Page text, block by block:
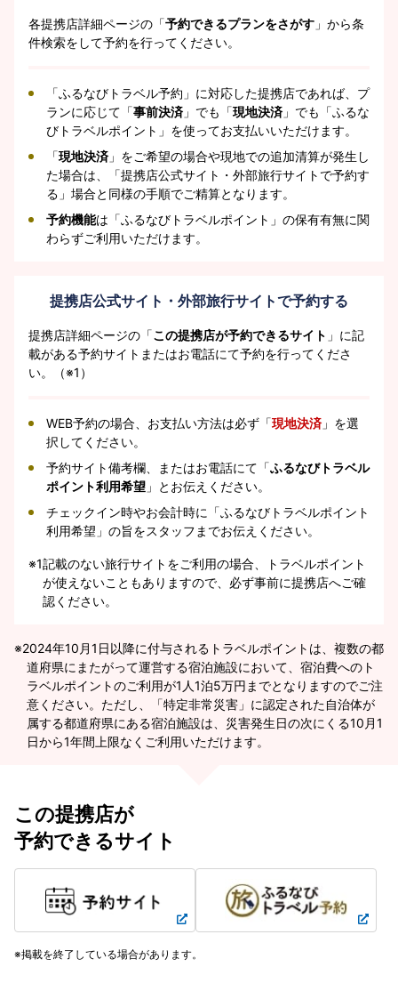
各提携店詳細ページの「予約できるプランをさがす 」から条
件検索をして予約を行ってください。
「ふるなびトラベル予約」に対応した提携店であれば、プ
ランに応じて「事前決済 」でも「現地決済 」でも「ふるな
びトラベルポイント」を使ってお支払いいただけます。
「現地決済 」をご希望の場合や現地での追加清算が発生し
た場合は、「提携店公式サイト・外部旅行サイトで予約す
る」場合と同様の手順でご精算となります。
予約機能は「ふるなびトラベルポイント」の保有有無に関
わらずご利用いただけます。
提携店公式サイト・外部旅行サイトで予約する
提携店詳細ページの「この提携店が予約できるサイト 」に記
載がある予約サイトまたはお電話にて予約を行ってくださ
い。（※1）
WEB予約の場合、お支払い方法は必ず「現地決済 」を選
択してください。
予約サイト備考欄、またはお電話にて「ふるなびトラベル
ポイント利用希望 」とお伝えください。
チェックイン時やお会計時に「ふるなびトラベルポイント
利用希望」の旨をスタッフまでお伝えください。
※1記載のない旅行サイトをご利用の場合、トラベルポイント
が使えないこともありますので、必ず事前に提携店へご確
認ください。
2024年10月1日以降に付与されるトラベルポイントは、複数の都
道府県にまたがって運営する宿泊施設において、宿泊費へのト
ラベルポイントのご利用が1人1泊5万円までとなりますのでご注
意ください。ただし、「特定非常災害」に認定された自治体が
属する都道府県にある宿泊施設は、災害発生日の次にくる10月1
日から1年間上限なくご利用いただけます。
この提携店が
予約できるサイト
掲載を終了している場合があります。